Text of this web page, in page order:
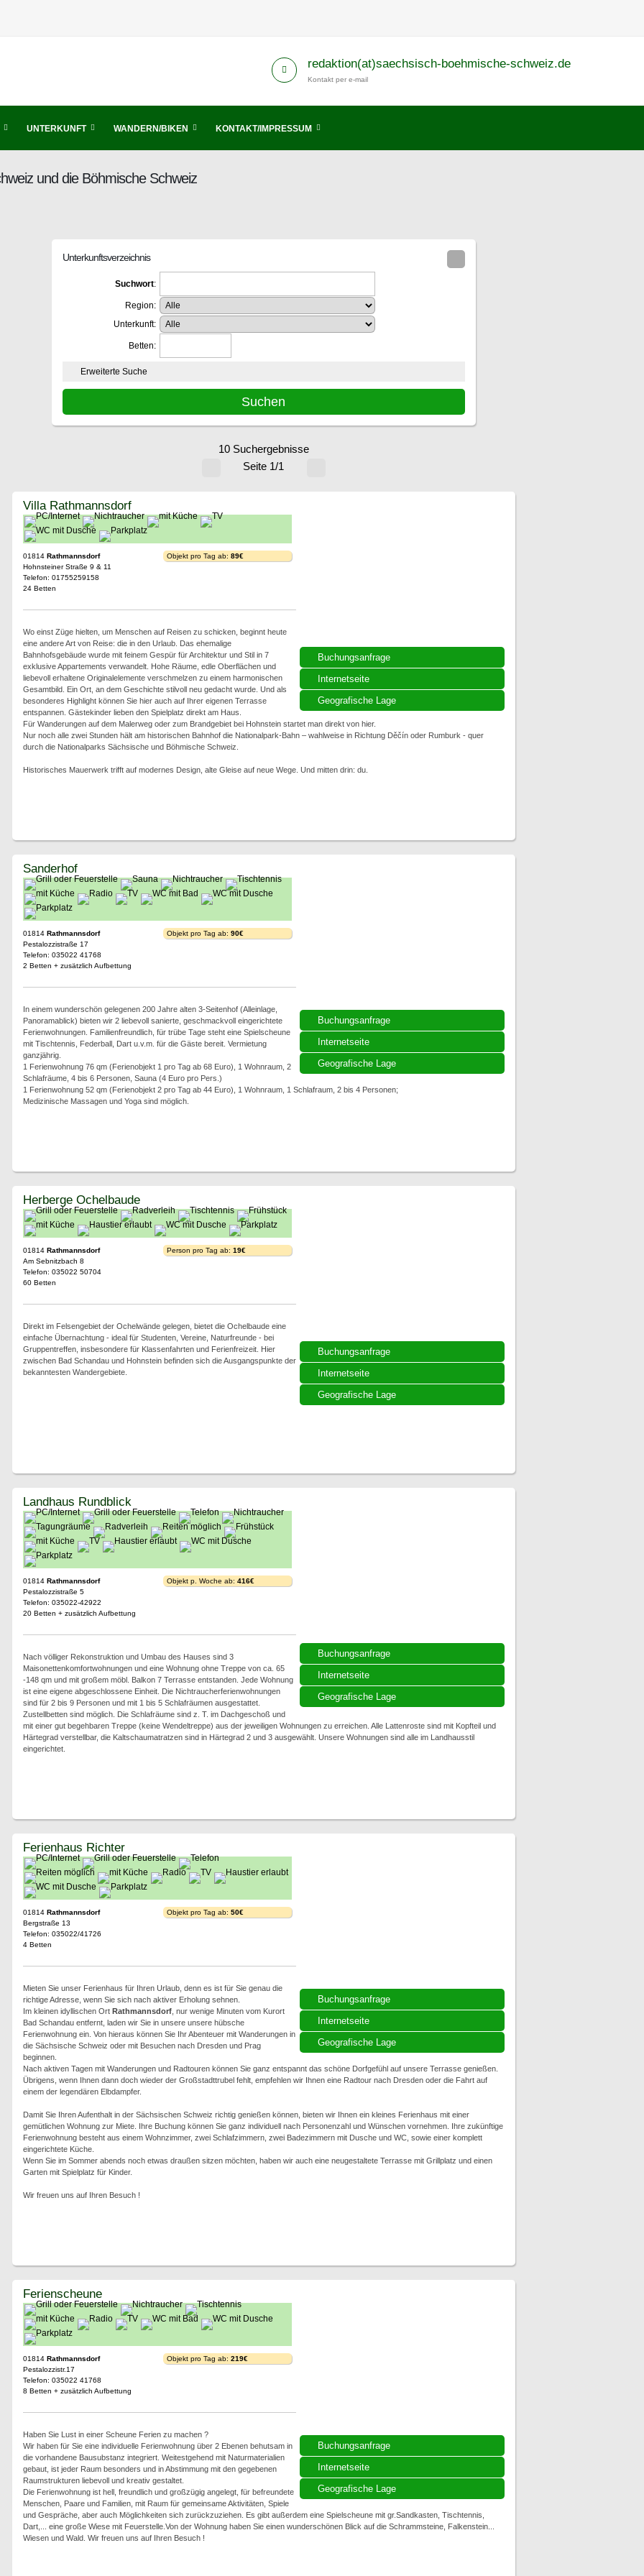
redaktion(at)saechsisch-boehmische-schweiz.de
Kontakt per e-mail
UNTERKUNFT WANDERN/BIKEN KONTAKT/IMPRESSUM
und die Böhmische Schweiz
Unterkunftsverzeichnis
Suchwort:
Region:
Unterkunft:
Betten:
Erweiterte Suche
10 Suchergebnisse
Seite 1/1
Buchungsanfrage
Internetseite
Geografische Lage
Villa Rathmannsdorf
01814 Rathmannsdorf
Hohnsteiner Straße 9 & 11
Telefon: 01755259158
24 Betten
Objekt pro Tag ab: 89€
Wo einst Züge hielten, um Menschen auf Reisen zu schicken, beginnt heute
eine andere Art von Reise: die in den Urlaub. Das ehemalige
Bahnhofsgebäude wurde mit feinem Gespür für Architektur und Stil in 7
exklusive Appartements verwandelt. Hohe Räume, edle Oberflächen und
liebevoll erhaltene Originalelemente verschmelzen zu einem harmonischen
Gesamtbild. Ein Ort, an dem Geschichte stilvoll neu gedacht wurde. Und als
besonderes Highlight können Sie hier auch auf Ihrer eigenen Terrasse
entspannen. Gästekinder lieben den Spielplatz direkt am Haus.
Für Wanderungen auf dem Malerweg oder zum Brandgebiet bei Hohnstein startet man direkt von hier.
Nur noch alle zwei Stunden hält am historischen Bahnhof die Nationalpark-Bahn – wahlweise in Richtung Děčín oder Rumburk - quer
durch die Nationalparks Sächsische und Böhmische Schweiz.
Historisches Mauerwerk trifft auf modernes Design, alte Gleise auf neue Wege. Und mitten drin: du.
Buchungsanfrage
Internetseite
Geografische Lage
Sanderhof
01814 Rathmannsdorf
Pestalozzistraße 17
Telefon: 035022 41768
2 Betten + zusätzlich Aufbettung
Objekt pro Tag ab: 90€
In einem wunderschön gelegenen 200 Jahre alten 3-Seitenhof (Alleinlage,
Panoramablick) bieten wir 2 liebevoll sanierte, geschmackvoll eingerichtete
Ferienwohnungen. Familienfreundlich, für trübe Tage steht eine Spielscheune
mit Tischtennis, Federball, Dart u.v.m. für die Gäste bereit. Vermietung
ganzjährig.
1 Ferienwohnung 76 qm (Ferienobjekt 1 pro Tag ab 68 Euro), 1 Wohnraum, 2
Schlafräume, 4 bis 6 Personen, Sauna (4 Euro pro Pers.)
1 Ferienwohnung 52 qm (Ferienobjekt 2 pro Tag ab 44 Euro), 1 Wohnraum, 1 Schlafraum, 2 bis 4 Personen;
Medizinische Massagen und Yoga sind möglich.
Buchungsanfrage
Internetseite
Geografische Lage
Herberge Ochelbaude
01814 Rathmannsdorf
Am Sebnitzbach 8
Telefon: 035022 50704
60 Betten
Person pro Tag ab: 19€
Direkt im Felsengebiet der Ochelwände gelegen, bietet die Ochelbaude eine
einfache Übernachtung - ideal für Studenten, Vereine, Naturfreunde - bei
Gruppentreffen, insbesondere für Klassenfahrten und Ferienfreizeit. Hier
zwischen Bad Schandau und Hohnstein befinden sich die Ausgangspunkte der
bekanntesten Wandergebiete.
Buchungsanfrage
Internetseite
Geografische Lage
Landhaus Rundblick
01814 Rathmannsdorf
Pestalozzistraße 5
Telefon: 035022-42922
20 Betten + zusätzlich Aufbettung
Objekt p. Woche ab: 416€
Nach völliger Rekonstruktion und Umbau des Hauses sind 3
Maisonettenkomfortwohnungen und eine Wohnung ohne Treppe von ca. 65
-148 qm und mit großem möbl. Balkon 7 Terrasse entstanden. Jede Wohnung
ist eine eigene abgeschlossene Einheit. Die Nichtraucherferienwohnungen
sind für 2 bis 9 Personen und mit 1 bis 5 Schlafräumen ausgestattet.
Zustellbetten sind möglich. Die Schlafräume sind z. T. im Dachgeschoß und
mit einer gut begehbaren Treppe (keine Wendeltreppe) aus der jeweiligen Wohnungen zu erreichen. Alle Lattenroste sind mit Kopfteil und
Härtegrad verstellbar, die Kaltschaumatratzen sind in Härtegrad 2 und 3 ausgewählt. Unsere Wohnungen sind alle im Landhausstil
eingerichtet.
Buchungsanfrage
Internetseite
Geografische Lage
Ferienhaus Richter
01814 Rathmannsdorf
Bergstraße 13
Telefon: 035022/41726
4 Betten
Objekt pro Tag ab: 50€
Mieten Sie unser Ferienhaus für Ihren Urlaub, denn es ist für Sie genau die
richtige Adresse, wenn Sie sich nach aktiver Erholung sehnen.
Im kleinen idyllischen Ort Rathmannsdorf, nur wenige Minuten vom Kurort
Bad Schandau entfernt, laden wir Sie in unsere unsere hübsche
Ferienwohnung ein. Von hieraus können Sie Ihr Abenteuer mit Wanderungen in
die Sächsische Schweiz oder mit Besuchen nach Dresden und Prag
beginnen.
Nach aktiven Tagen mit Wanderungen und Radtouren können Sie ganz entspannt das schöne Dorfgefühl auf unsere Terrasse genießen.
Übrigens, wenn Ihnen dann doch wieder der Großstadttrubel fehlt, empfehlen wir Ihnen eine Radtour nach Dresden oder die Fahrt auf
einem der legendären Elbdampfer.
Damit Sie Ihren Aufenthalt in der Sächsischen Schweiz richtig genießen können, bieten wir Ihnen ein kleines Ferienhaus mit einer
gemütlichen Wohnung zur Miete. Ihre Buchung können Sie ganz individuell nach Personenzahl und Wünschen vornehmen. Ihre zukünftige
Ferienwohnung besteht aus einem Wohnzimmer, zwei Schlafzimmern, zwei Badezimmern mit Dusche und WC, sowie einer komplett
eingerichtete Küche.
Wenn Sie im Sommer abends noch etwas draußen sitzen möchten, haben wir auch eine neugestaltete Terrasse mit Grillplatz und einen
Garten mit Spielplatz für Kinder.
Wir freuen uns auf Ihren Besuch !
Buchungsanfrage
Internetseite
Geografische Lage
Ferienscheune
01814 Rathmannsdorf
Pestalozzistr.17
Telefon: 035022 41768
8 Betten + zusätzlich Aufbettung
Objekt pro Tag ab: 219€
Haben Sie Lust in einer Scheune Ferien zu machen ?
Wir haben für Sie eine individuelle Ferienwohnung über 2 Ebenen behutsam in
die vorhandene Bausubstanz integriert. Weitestgehend mit Naturmaterialien
gebaut, ist jeder Raum besonders und in Abstimmung mit den gegebenen
Raumstrukturen liebevoll und kreativ gestaltet.
Die Ferienwohnung ist hell, freundlich und großzügig angelegt, für befreundete
Menschen, Paare und Familien, mit Raum für gemeinsame Aktivitäten, Spiele
und Gespräche, aber auch Möglichkeiten sich zurückzuziehen. Es gibt außerdem eine Spielscheune mit gr.Sandkasten, Tischtennis,
Dart,... eine große Wiese mit Feuerstelle.Von der Wohnung haben Sie einen wunderschönen Blick auf die Schrammsteine, Falkenstein...
Wiesen und Wald. Wir freuen uns auf Ihren Besuch !